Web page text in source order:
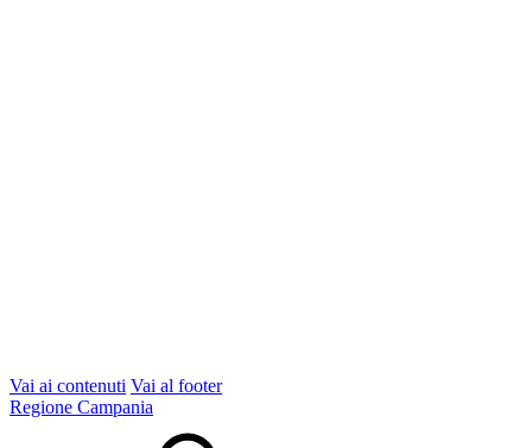
Vai ai contenuti Vai al footer
Regione Campania